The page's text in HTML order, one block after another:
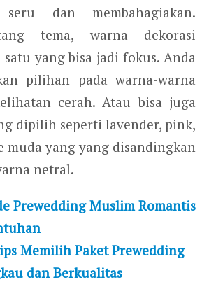
dan membahagiakan.
tema, warna dekorasi
yang bisa jadi fokus. Anda
pilihan pada warna-warna
cerah. Atau bisa juga
dipilih seperti lavender, pink,
muda yang yang disandingkan
netral.
Prewedding Muslim Romantis
Memilih Paket Prewedding
dan Berkualitas